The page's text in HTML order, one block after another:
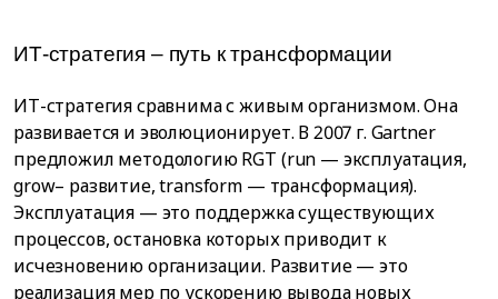
ИТ-стратегия – путь к трансформации
ИТ-стратегия сравнима с живым организмом. Она
развивается и эволюционирует. В 2007 г. Gartner
предложил методологию RGT (run — эксплуатация,
grow– развитие, transform — трансформация).
Эксплуатация — это поддержка существующих
процессов, остановка которых приводит к
исчезновению организации. Развитие — это
реализация мер по ускорению вывода новых